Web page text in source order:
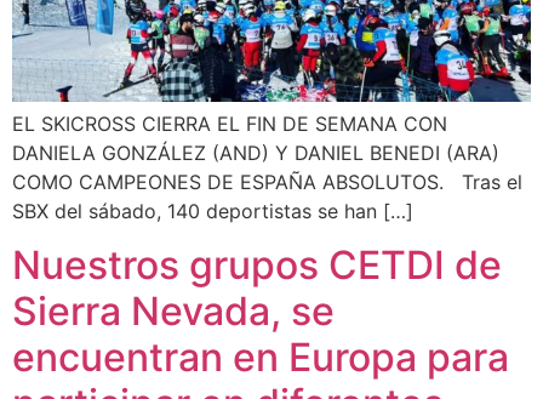
EL SKICROSS CIERRA EL FIN DE SEMANA CON
DANIELA GONZÁLEZ (AND) Y DANIEL BENEDI (ARA)
COMO CAMPEONES DE ESPAÑA ABSOLUTOS. Tras el
SBX del sábado, 140 deportistas se han […]
Nuestros grupos CETDI de
Sierra Nevada, se
encuentran en Europa para